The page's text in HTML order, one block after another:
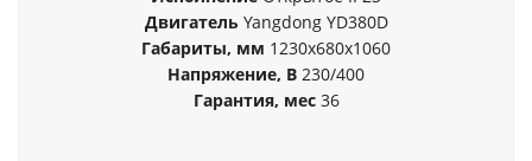
Двигатель Yangdong YD380D
Габариты, мм 1230x680x1060
Напряжение, В 230/400
Гарантия, мес 36